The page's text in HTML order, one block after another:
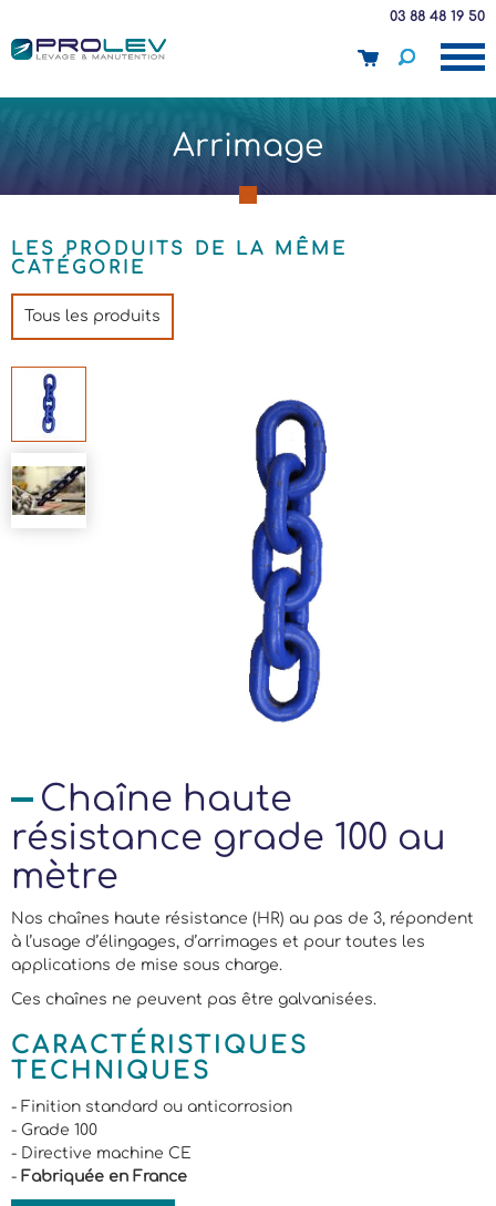
03 88 48 19 50
panier
Arrimage
LES PRODUITS DE LA MÊME
CATÉGORIE
Tous les produits
Chaîne haute
résistance grade 100 au
mètre
Nos chaînes haute résistance (HR) au pas de 3, répondent
à l’usage d’élingages, d’arrimages et pour toutes les
applications de mise sous charge.
Ces chaînes ne peuvent pas être galvanisées.
CARACTÉRISTIQUES
TECHNIQUES
- Finition standard ou anticorrosion
- Grade 100
- Directive machine CE
- Fabriquée en France